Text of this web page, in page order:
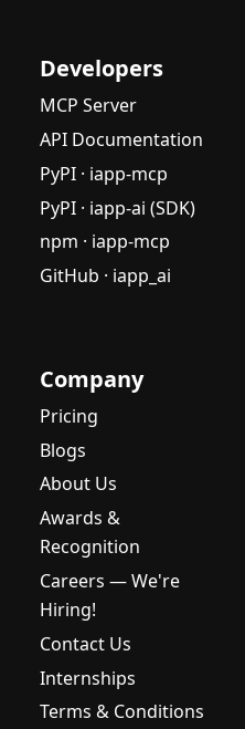
Developers
MCP Server
API Documentation
PyPI · iapp-mcp
PyPI · iapp-ai (SDK)
npm · iapp-mcp
GitHub · iapp_ai
Company
Pricing
Blogs
About Us
Awards &
Recognition
Careers — We're
Hiring!
Contact Us
Internships
Terms & Conditions